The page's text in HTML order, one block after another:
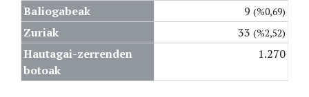
Baliogabeak
9 (%0,69)
Zuriak 33 (%2,52)
Hautagai-zerrenden
botoak
1.270